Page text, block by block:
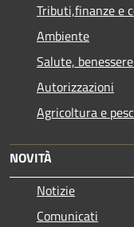
Tributi,finanze e
Ambiente
Salute,
Autorizzazioni
Agricoltura e
NOVITÀ
Notizie
Comunicati